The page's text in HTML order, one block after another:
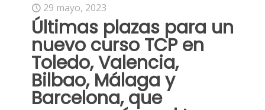
29 mayo, 2023
Últimas plazas para un
nuevo curso TCP en
Toledo, Valencia,
Bilbao, Málaga y
Barcelona, que